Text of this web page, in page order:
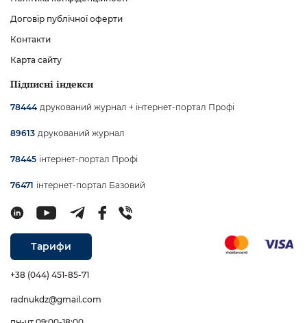
Договір публічної оферти
Контакти
Карта сайту
Підписні індекси
78444 друкований журнал + інтернет-портал Профі
89613 друкований журнал
78445 інтернет-портал Профі
76471 інтернет-портал Базовий
Тарифи
+38 (044) 451-85-71
radnukdz@gmail.com